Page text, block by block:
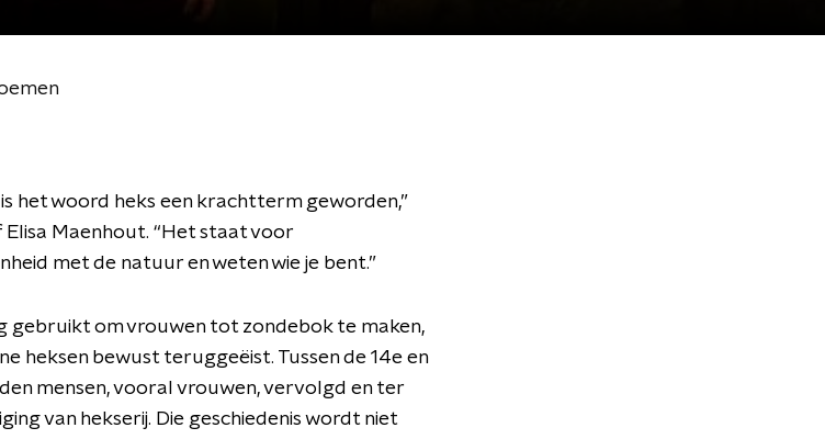
het woord heks een krachtterm geworden,”
Maenhout. “Het staat voor
met de natuur en weten wie je bent.”
gebruikt om vrouwen tot zondebok te maken,
heksen bewust teruggeëist. Tussen de 14e en
mensen, vooral vrouwen, vervolgd en ter
van hekserij. Die geschiedenis wordt niet